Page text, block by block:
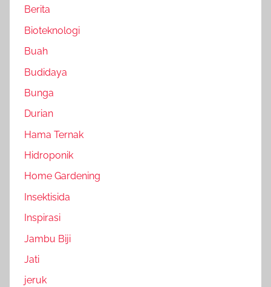
Berita
Bioteknologi
Buah
Budidaya
Bunga
Durian
Hama Ternak
Hidroponik
Home Gardening
Insektisida
Inspirasi
Jambu Biji
Jati
jeruk